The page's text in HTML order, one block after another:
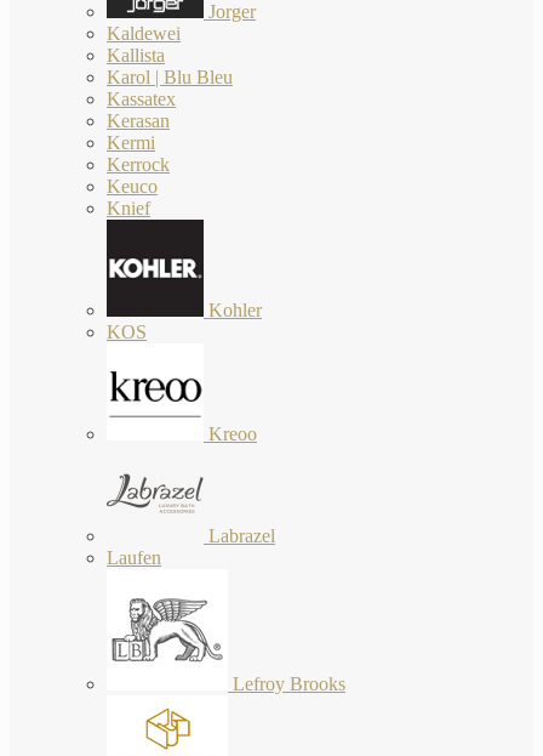
Jorger
Kaldewei
Kallista
Karol | Blu Bleu
Kassatex
Kerasan
Kermi
Kerrock
Keuco
Knief
Kohler
KOS
Kreoo
Labrazel
Laufen
Lefroy Brooks